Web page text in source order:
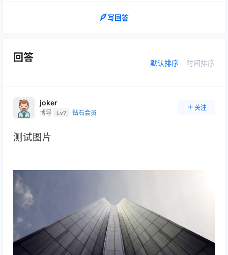
写回答
回答 默认排序 时间排序
joker
博导 Lv7 钻石会员
关注
测试图片